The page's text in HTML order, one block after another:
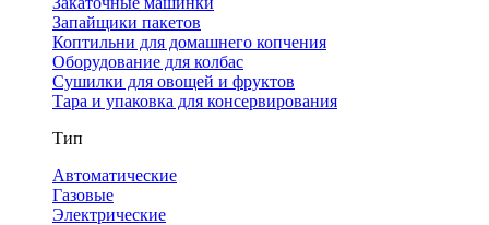
Запайщики пакетов
Коптильни для домашнего копчения
Оборудование для колбас
Сушилки для овощей и фруктов
Тара и упаковка для консервирования
Тип
Автоматические
Газовые
Электрические